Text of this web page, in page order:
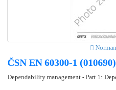
ČSN EN 60300-1 (010690)
Dependability management - Part 1: